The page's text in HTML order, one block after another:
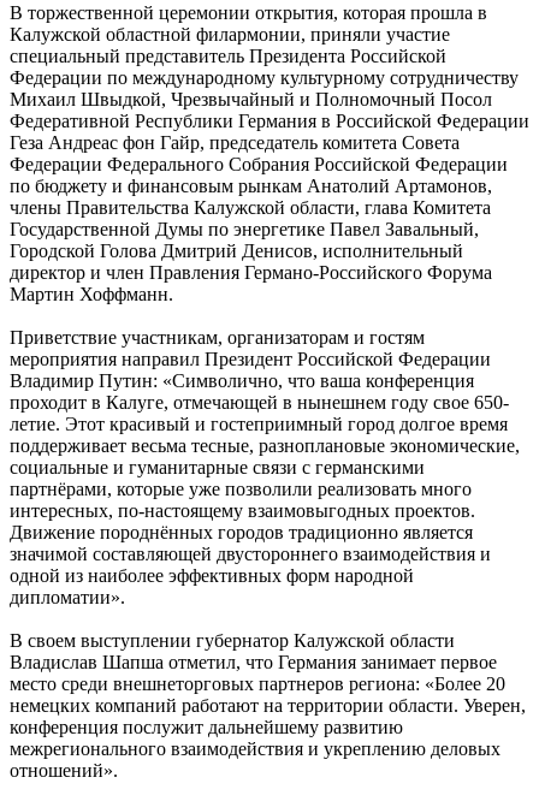
В торжественной церемонии открытия, которая прошла в
Калужской областной филармонии, приняли участие
специальный представитель Президента Российской
Федерации по международному культурному сотрудничеству
Михаил Швыдкой, Чрезвычайный и Полномочный Посол
Федеративной Республики Германия в Российской Федерации
Геза Андреас фон Гайр, председатель комитета Совета
Федерации Федерального Собрания Российской Федерации
по бюджету и финансовым рынкам Анатолий Артамонов,
члены Правительства Калужской области, глава Комитета
Государственной Думы по энергетике Павел Завальный,
Городской Голова Дмитрий Денисов, исполнительный
директор и член Правления Германо-Российского Форума
Мартин Хоффманн.
Приветствие участникам, организаторам и гостям
мероприятия направил Президент Российской Федерации
Владимир Путин: «Символично, что ваша конференция
проходит в Калуге, отмечающей в нынешнем году cвoе 650-
летие. Этот красивый и гостеприимный город долгое время
поддерживает весьма тесные, разноплановые экономические,
социальные и гуманитарные связи с германскими
партнёрами, которые уже позволили реализовать много
интересных, по-настоящему взаимовыгодных проектов.
Движение породнённых городов традиционно является
значимой составляющей двустороннего взаимодействия и
одной из наиболее эффективных форм народной
дипломатии».
В своем выступлении губернатор Калужской области
Владислав Шапша отметил, что Германия занимает первое
место среди внешнеторговых партнеров региона: «Более 20
немецких компаний работают на территории области. Уверен,
конференция послужит дальнейшему развитию
межрегионального взаимодействия и укреплению деловых
отношений».